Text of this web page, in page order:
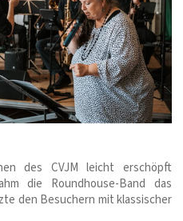
des CVJM leicht erschöpft
die Roundhouse-Band das
den Besuchern mit klassischer